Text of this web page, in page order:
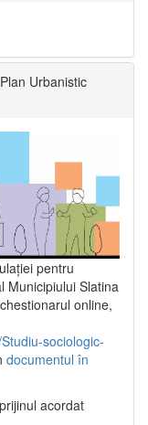
Urbanistic
pentru
Municipiului Slatina
online,
sociologic-
documentul în
acordat